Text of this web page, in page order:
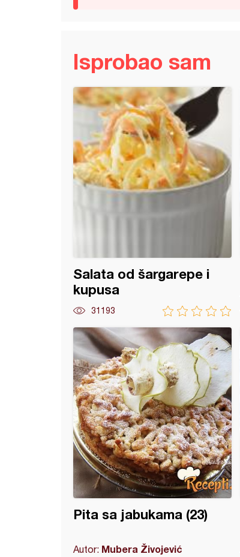
Isprobao sam
Salata od šargarepe i
kupusa
31193
Pita sa jabukama (23)
Autor: Mubera Živojević